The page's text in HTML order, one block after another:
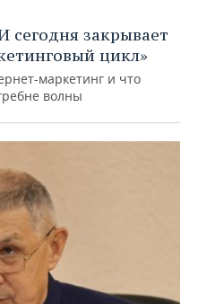
сегодня закрывает
цикл»
маркетинг и что
волны